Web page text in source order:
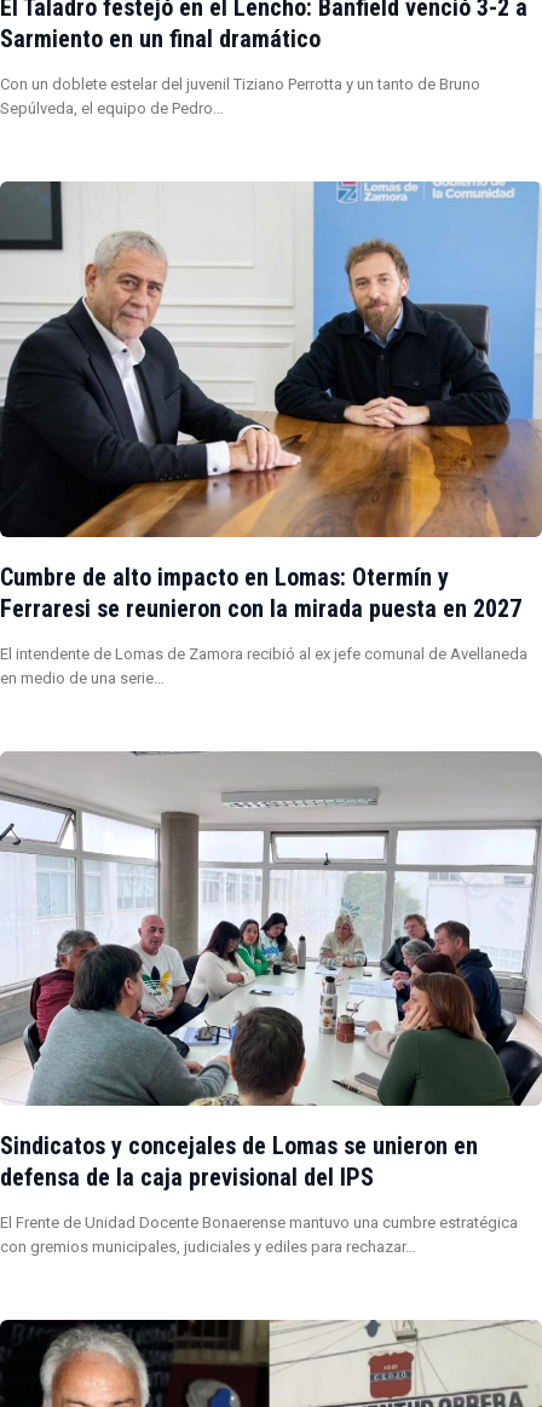
El Taladro festejó en el Lencho: Banfield venció 3-2 a
Sarmiento en un final dramático
Con un doblete estelar del juvenil Tiziano Perrotta y un tanto de Bruno
Sepúlveda, el equipo de Pedro…
Cumbre de alto impacto en Lomas: Otermín y
Ferraresi se reunieron con la mirada puesta en 2027
El intendente de Lomas de Zamora recibió al ex jefe comunal de Avellaneda
en medio de una serie…
Sindicatos y concejales de Lomas se unieron en
defensa de la caja previsional del IPS
El Frente de Unidad Docente Bonaerense mantuvo una cumbre estratégica
con gremios municipales, judiciales y ediles para rechazar…